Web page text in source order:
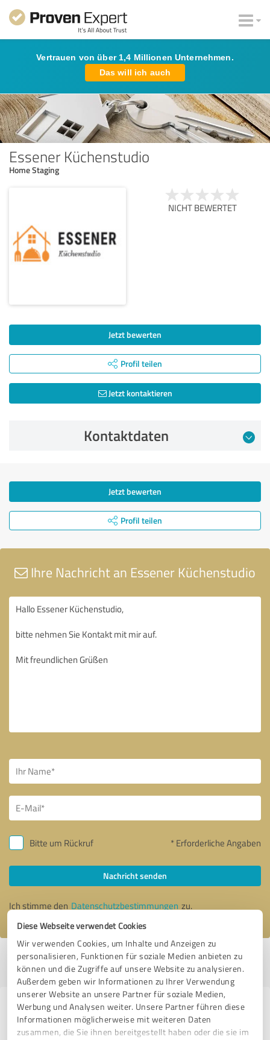
Diese Webseite verwendet Cookies
Wir verwenden Cookies, um Inhalte und Anzeigen zu
personalisieren, Funktionen für soziale Medien anbieten zu
können und die Zugriffe auf unsere Website zu analysieren.
Außerdem geben wir Informationen zu Ihrer Verwendung
unserer Website an unsere Partner für soziale Medien,
Werbung und Analysen weiter. Unsere Partner führen diese
Informationen möglicherweise mit weiteren Daten
zusammen, die Sie ihnen bereitgestellt haben oder die sie im
Vertrauen von über 1,4 Millionen Unternehmen.
Das will ich auch
Essener Küchenstudio
Home Staging
NICHT BEWERTET
Jetzt bewerten
Profil teilen
Jetzt kontaktieren
Kontaktdaten
Jetzt bewerten
Profil teilen
Ihre Nachricht an Essener Küchenstudio
Bitte um Rückruf * Erforderliche Angaben
Nachricht senden
Ich stimme den Datenschutzbestimmungen zu.
Profil aktiv seit 13.02.2024 |Letzte Aktualisierung: 15.02.2024|Profil
melden
Erfahrungen zu weiteren
Anbietern aus dem Bereich